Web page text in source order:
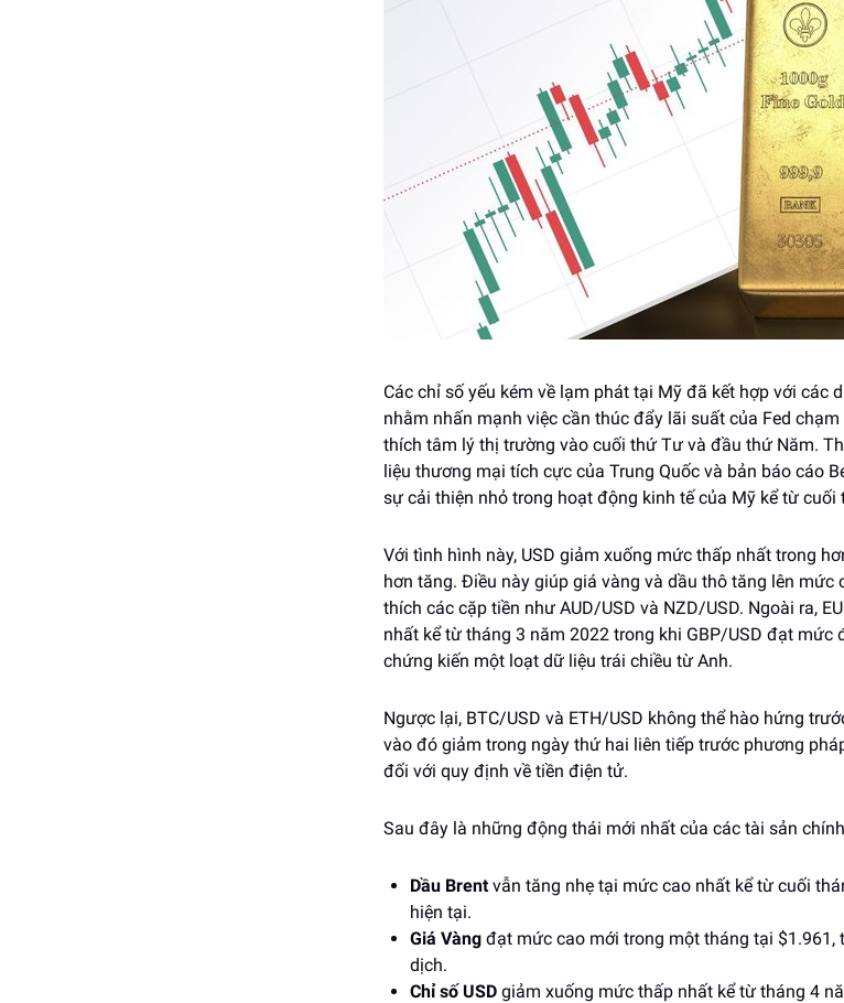
Các chỉ số yếu kém về lạm phát tại Mỹ đã kết hợp với các
nhằm nhấn mạnh việc cần thúc đẩy lãi suất của Fed
thích tâm lý thị trường vào cuối thứ Tư và đầu thứ Năm.
liệu thương mại tích cực của Trung Quốc và bản báo cáo
sự cải thiện nhỏ trong hoạt động kinh tế của Mỹ kể từ cuối
Với tình hình này, USD giảm xuống mức thấp nhất trong
hơn tăng. Điều này giúp giá vàng và dầu thô tăng lên mức
thích các cặp tiền như AUD/USD và NZD/USD. Ngoài ra,
nhất kể từ tháng 3 năm 2022 trong khi GBP/USD đạt mức
chứng kiến một loạt dữ liệu trái chiều từ Anh.
Ngược lại, BTC/USD và ETH/USD không thể hào hứng
vào đó giảm trong ngày thứ hai liên tiếp trước phương
đối với quy định về tiền điện tử.
Sau đây là những động thái mới nhất của các tài sản
Dầu Brentvẫn tăng nhẹ tại mức cao nhất kể từ cuối
hiện tại.
Giá Vàng đạt mức cao mới trong một tháng tại $1.961,
dịch.
Chỉ số USD giảm xuống mức thấp nhất kể từ tháng 4